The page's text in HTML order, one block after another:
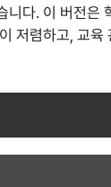
다. 이 버전은
저렴하고, 교육